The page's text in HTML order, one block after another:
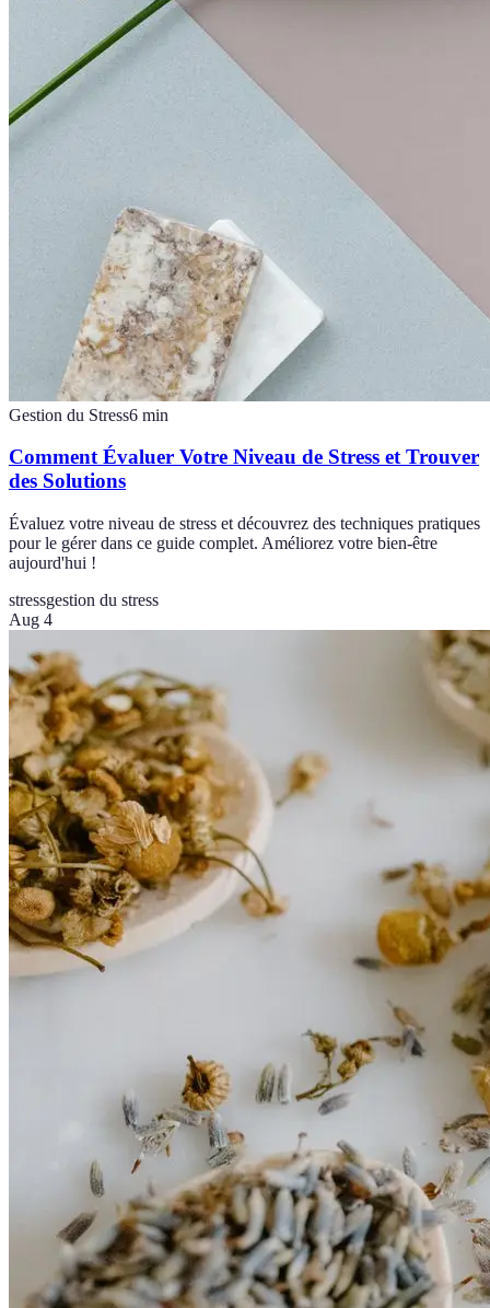
Gestion du Stress6 min
Comment Évaluer Votre Niveau de Stress et Trouver
des Solutions
Évaluez votre niveau de stress et découvrez des techniques pratiques
pour le gérer dans ce guide complet. Améliorez votre bien-être
aujourd'hui !
stressgestion du stress
Aug 4